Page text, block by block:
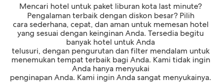
Mencari hotel untuk paket liburan kota last minute?
Pengalaman terbaik dengan diskon besar? Pilih
cara sederhana, cepat, dan aman untuk memesan hotel
yang sesuai dengan keinginan Anda. Tersedia begitu
banyak hotel untuk Anda
telusuri, dengan pengurutan dan filter mendalam untuk
menemukan tempat terbaik bagi Anda. Kami tidak ingin
Anda hanya menyukai
penginapan Anda. Kami ingin Anda sangat menyukainya.